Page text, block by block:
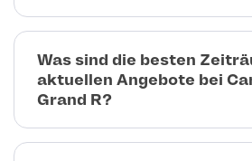
Was sind die besten
aktuellen Angebote bei
Grand R?